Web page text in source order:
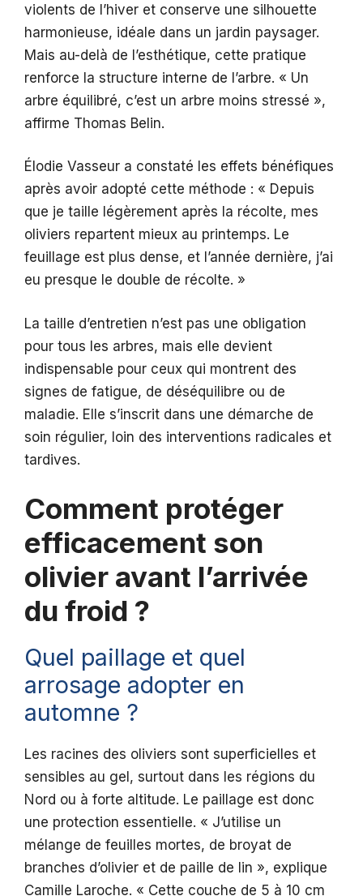
violents de l’hiver et conserve une silhouette
harmonieuse, idéale dans un jardin paysager.
Mais au-delà de l’esthétique, cette pratique
renforce la structure interne de l’arbre. « Un
arbre équilibré, c’est un arbre moins stressé »,
affirme Thomas Belin.
Élodie Vasseur a constaté les effets bénéfiques
après avoir adopté cette méthode : « Depuis
que je taille légèrement après la récolte, mes
oliviers repartent mieux au printemps. Le
feuillage est plus dense, et l’année dernière, j’ai
eu presque le double de récolte. »
La taille d’entretien n’est pas une obligation
pour tous les arbres, mais elle devient
indispensable pour ceux qui montrent des
signes de fatigue, de déséquilibre ou de
maladie. Elle s’inscrit dans une démarche de
soin régulier, loin des interventions radicales et
tardives.
Comment protéger
efficacement son
olivier avant l’arrivée
du froid ?
Quel paillage et quel
arrosage adopter en
automne ?
Les racines des oliviers sont superficielles et
sensibles au gel, surtout dans les régions du
Nord ou à forte altitude. Le paillage est donc
une protection essentielle. « J’utilise un
mélange de feuilles mortes, de broyat de
branches d’olivier et de paille de lin », explique
Camille Laroche. « Cette couche de 5 à 10 cm